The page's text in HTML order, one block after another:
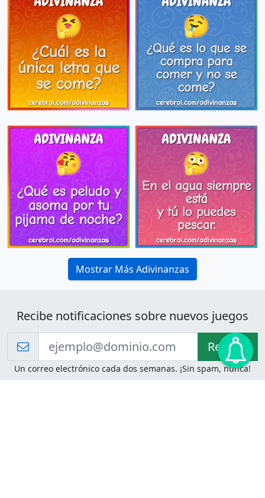
Mostrar Más Adivinanzas
Recibe notificaciones sobre nuevos juegos
Recibir!
Un correo electrónico cada dos semanas. ¡Sin spam, nunca!